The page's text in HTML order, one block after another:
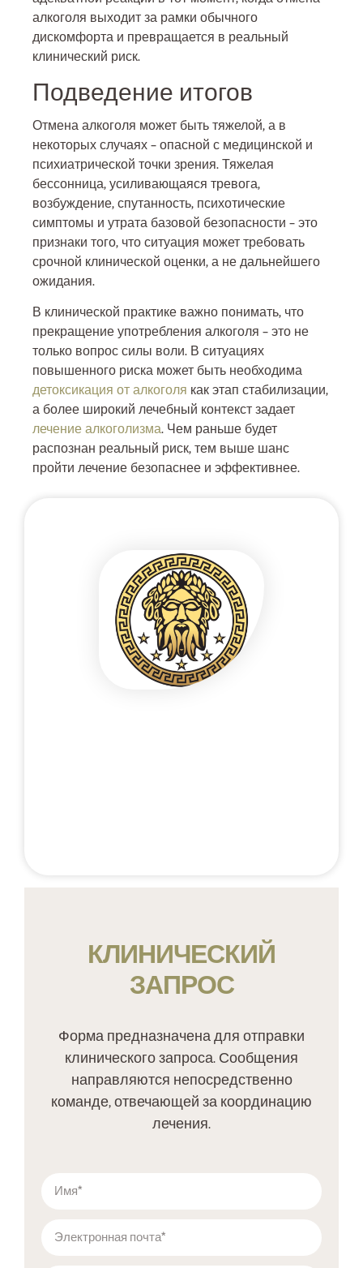
алкоголя выходит за рамки обычного
дискомфорта и превращается в реальный
клинический риск.
Подведение итогов
Отмена алкоголя может быть тяжелой, а в
некоторых случаях – опасной с медицинской и
психиатрической точки зрения. Тяжелая
бессонница, усиливающаяся тревога,
возбуждение, спутанность, психотические
симптомы и утрата базовой безопасности – это
признаки того, что ситуация может требовать
срочной клинической оценки, а не дальнейшего
ожидания.
В клинической практике важно понимать, что
прекращение употребления алкоголя – это не
только вопрос силы воли. В ситуациях
повышенного риска может быть необходима
детоксикация от алкоголя как этап стабилизации,
а более широкий лечебный контекст задает
лечение алкоголизма. Чем раньше будет
распознан реальный риск, тем выше шанс
пройти лечение безопаснее и эффективнее.
КЛИНИЧЕСКИЙ
ЗАПРОС
Форма предназначена для отправки
клинического запроса. Сообщения
направляются непосредственно
команде, отвечающей за координацию
лечения.